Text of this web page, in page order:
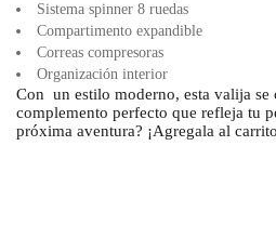
Sistema spinner 8 ruedas
Compartimento expandible
Correas compresoras
Organización interior
Con un estilo moderno, esta valija se
complemento perfecto que refleja tu
próxima aventura? ¡Agregala al